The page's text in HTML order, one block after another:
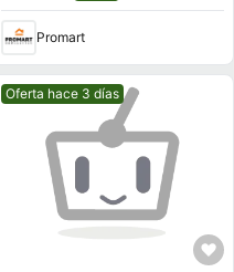
Promart
Mejor precio.
Oferta hace 3 días